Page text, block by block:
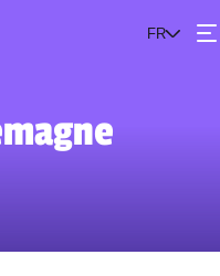
FR